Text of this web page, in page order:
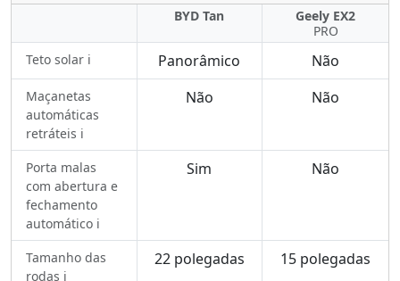
BYD Tan
Geely EX2
PRO
Teto solar ℹ️
Panorâmico Não
Maçanetas
automáticas
retráteis ℹ️
Não Não
Porta malas
com abertura e
fechamento
automático ℹ️
Sim Não
Tamanho das
rodas ℹ️
22 polegadas 15 polegadas